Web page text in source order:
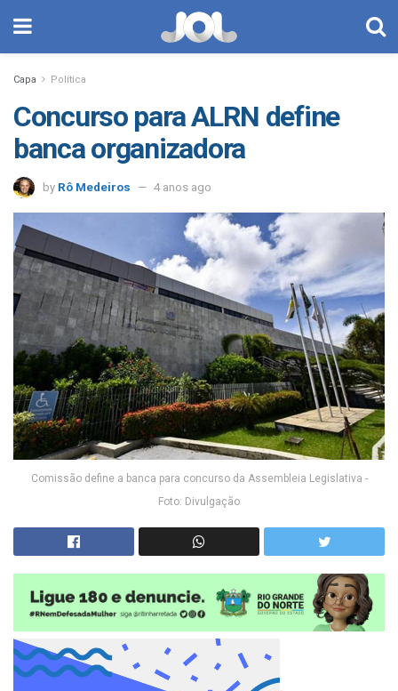
Capa Política
Concurso para ALRN define
banca organizadora
by Rô Medeiros 4 anos ago
Comissão define a banca para concurso da Assembleia Legislativa -
Foto: Divulgação